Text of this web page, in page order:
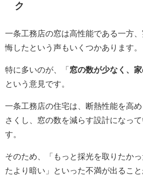
ク
一条工務店の窓は高性能である一方
悔したという声もいくつかあります。
特に多いのが、「 窓の数が少なく、
という意見です。
一条工務店の住宅は、断熱性能を高
さくし、窓の数を減らす設計になっ
す。
そのため、「もっと採光を取りたか
たより暗い」といった不満が出ること